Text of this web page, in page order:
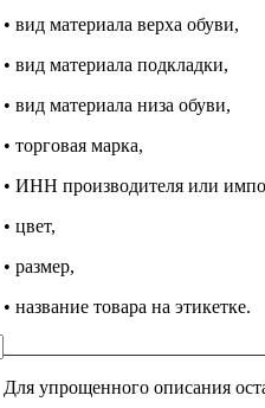
• вид материала верха обуви,
• вид материала подкладки,
• вид материала низа обуви,
• торговая марка,
• ИНН производителя или
• цвет,
• размер,
• название товара на этикетке.
Для упрощенного описания